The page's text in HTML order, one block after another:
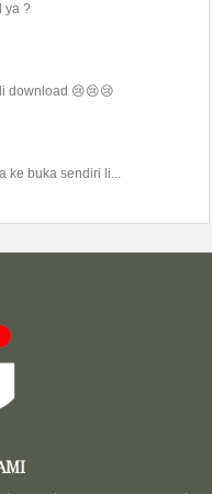
ya ?
download 😢😢😢
ke buka sendiri li...